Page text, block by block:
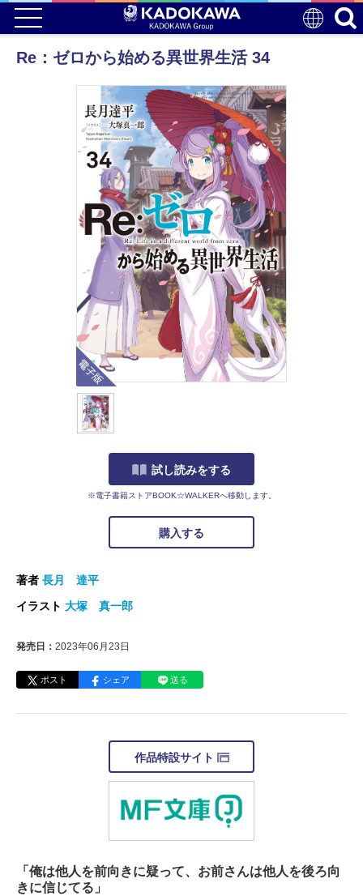
Re：ゼロから始める異世界生活 34
電子版
試し読みをする
※電子書籍ストアBOOK☆WALKERへ移動します。
購入する
著者 長月 達平
イラスト 大塚 真一郎
発売日： 2023年06月23日
ポスト シェア 送る
作品特設サイト
「俺は他人を前向きに疑って、お前さんは他人を後ろ向
きに信じてる」